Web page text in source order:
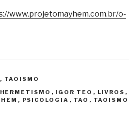
www.projetomayhem.com.br/o-
, TAOISMO
HERMETISMO , IGOR TEO , LIVROS ,
, PSICOLOGIA , TAO , TAOISMO